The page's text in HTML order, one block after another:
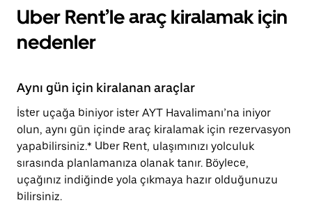
Uber Rent’le araç kiralamak için
nedenler
Aynı gün için kiralanan araçlar
İster uçağa biniyor ister AYT Havalimanı’na iniyor
olun, aynı gün içinde araç kiralamak için rezervasyon
yapabilirsiniz.* Uber Rent, ulaşımınızı yolculuk
sırasında planlamanıza olanak tanır. Böylece,
uçağınız indiğinde yola çıkmaya hazır olduğunuzu
bilirsiniz.